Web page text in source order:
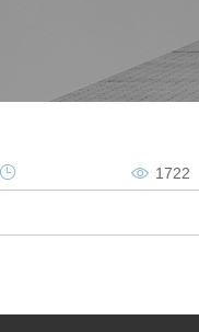
1722